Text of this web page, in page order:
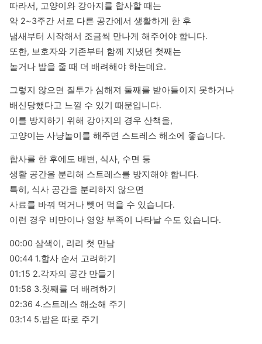
따라서, 고양이와 강아지를 합사할 때는
약 2~3주간 서로 다른 공간에서 생활하게 한 후
냄새부터 시작해서 조금씩 만나게 해주어야 합니다.
또한, 보호자와 기존부터 함께 지냈던 첫째는
놀거나 밥을 줄 때 더 배려해야 하는데요.
그렇지 않으면 질투가 심해져 둘째를 받아들이지 못하거나
배신당했다고 느낄 수 있기 때문입니다.
이를 방지하기 위해 강아지의 경우 산책을,
고양이는 사냥놀이를 해주면 스트레스 해소에 좋습니다.
합사를 한 후에도 배변, 식사, 수면 등
생활 공간을 분리해 스트레스를 방지해야 합니다.
특히, 식사 공간을 분리하지 않으면
사료를 바꿔 먹거나 뺏어 먹을 수 있습니다.
이런 경우 비만이나 영양 부족이 나타날 수도 있습니다.
00:00 삼색이, 리리 첫 만남
00:44 1.합사 순서 고려하기
01:15 2.각자의 공간 만들기
01:58 3.첫째를 더 배려하기
02:36 4.스트레스 해소해 주기
03:14 5.밥은 따로 주기